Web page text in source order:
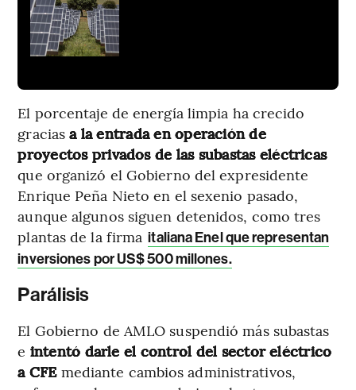
El porcentaje de energía limpia ha crecido
graciasa la entrada en operación de
proyectos privados de las subastas eléctricas
que organizó el Gobierno del expresidente
Enrique Peña Nieto en el sexenio pasado,
aunque algunos siguen detenidos, como tres
plantas de la firma italiana Enel que representan
inversiones por US$ 500 millones.
Parálisis
El Gobierno de AMLO suspendió más subastas
e intentó darle el control del sector eléctrico
a CFEmediante cambios administrativos,